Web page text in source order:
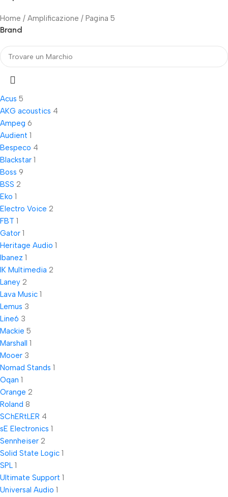
Home Amplificazione Pagina 5
Brand
Acus 5
AKG acoustics 4
Ampeg 6
Audient 1
Bespeco 4
Blackstar 1
Boss 9
BSS 2
Eko 1
Electro Voice 2
FBT 1
Gator 1
Heritage Audio 1
Ibanez 1
IK Multimedia 2
Laney 2
Lava Music 1
Lemus 3
Line6 3
Mackie 5
Marshall 1
Mooer 3
Nomad Stands 1
Oqan 1
Orange 2
Roland 8
SChERtLER 4
sE Electronics 1
Sennheiser 2
Solid State Logic 1
SPL 1
Ultimate Support 1
Universal Audio 1